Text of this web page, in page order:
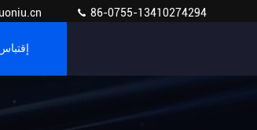
86-0755-13410274294